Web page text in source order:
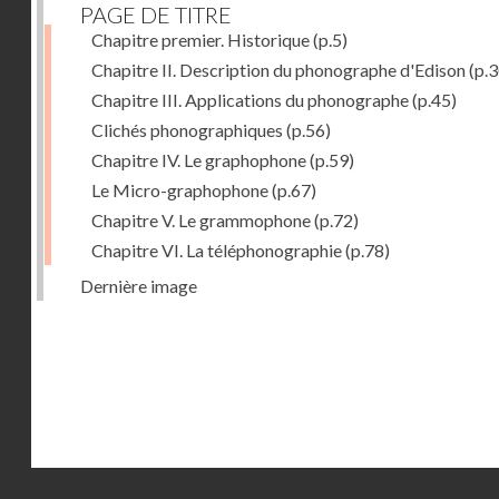
PAGE DE TITRE
Chapitre premier. Historique(p.5)
Chapitre II. Description du phonographe d'Edison
Chapitre III. Applications du phonographe(p.45)
Clichés phonographiques (p.56)
Chapitre IV. Le graphophone(p.59)
Le Micro-graphophone(p.67)
Chapitre V. Le grammophone(p.72)
Chapitre VI. La téléphonographie(p.78)
Dernière image